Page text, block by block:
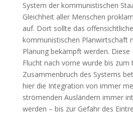
System der kommunistischen
Gleichheit aller Menschen
auf. Dort sollte das
kommunistischen Planwirtschaft
Planung bekämpft werden. Diese
Flucht nach vorne wurde bis zum
Zusammenbruch des Systems
hier die Integration von immer
strömenden Ausländern immer
werden – bis zur Gefahr des